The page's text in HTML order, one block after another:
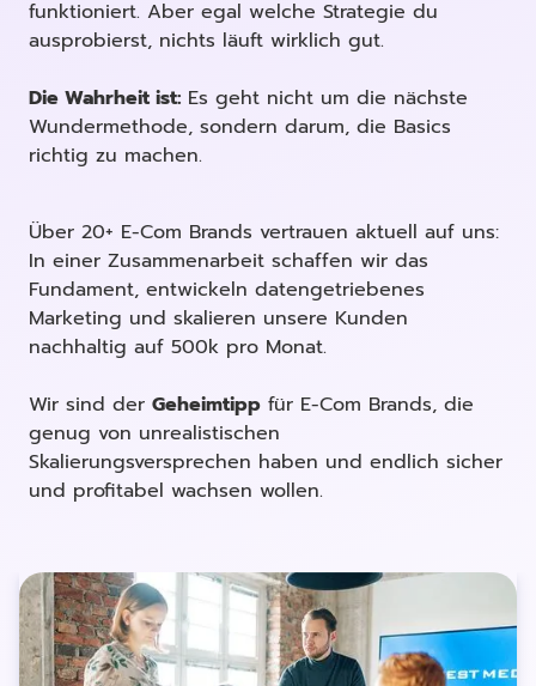
funktioniert. Aber egal welche Strategie du
ausprobierst, nichts läuft wirklich gut.
Die Wahrheit ist: Es geht nicht um die nächste
Wundermethode, sondern darum, die Basics
richtig zu machen.
Über 20+ E-Com Brands vertrauen aktuell auf uns:
In einer Zusammenarbeit schaffen wir das
Fundament, entwickeln datengetriebenes
Marketing und skalieren unsere Kunden
nachhaltig auf 500k pro Monat.
Wir sind der Geheimtipp für E-Com Brands, die
genug von unrealistischen
Skalierungsversprechen haben und endlich sicher
und profitabel wachsen wollen.